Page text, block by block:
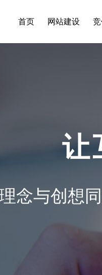
首页 网站建设
让
念与创想